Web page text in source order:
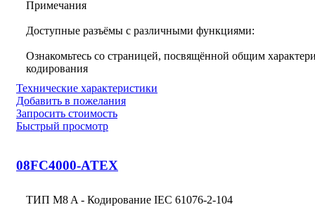
Примечания
Доступные разъёмы с различными функциями:
Ознакомьтесь со страницей, посвящённой общим
кодирования
Технические характеристики
Добавить в пожелания
Запросить стоимость
Быстрый просмотр
08FC4000-ATEX
ТИП M8 A - Кодирование IEC 61076-2-104